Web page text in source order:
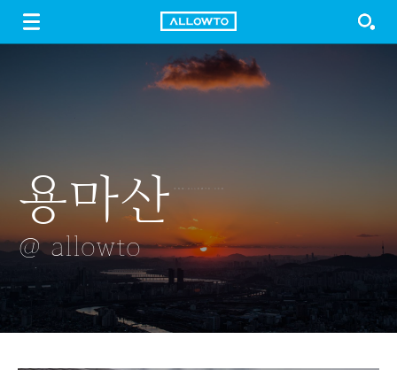
용마산
@ allowto
잔디의 그림자
@ allowto
자귀나무
@ allowto
일출
@ allowto
수양벚꽃
@ allowto